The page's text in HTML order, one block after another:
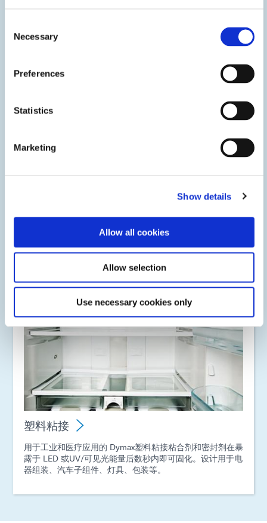
Selection
Necessary
Preferences
Statistics
Marketing
Show details
Allow all cookies
Allow selection
Use necessary cookies only
金属粘接
露于UV/可见光、热量（用于阴影区域）或活化剂（用于不
塑料粘接
用于工业和医疗应用的 Dymax塑料粘接粘合剂和密封剂在暴
露于 LED 或UV/可见光能量后数秒内即可固化。设计用于电
器组装、汽车子组件、灯具、包装等。